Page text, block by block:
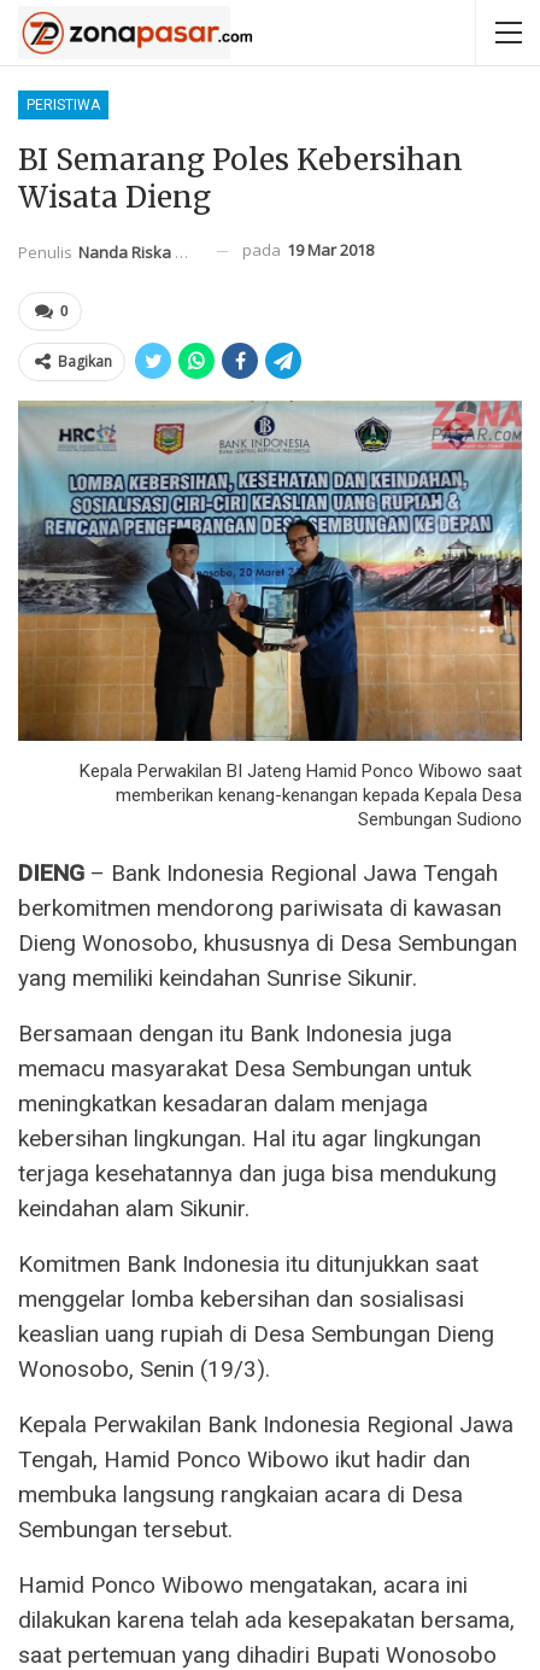
PERISTIWA
BI Semarang Poles Kebersihan
Wisata Dieng
Penulis Nanda Riska Mahendra pada 19 Mar 2018
0
Bagikan
Kepala Perwakilan BI Jateng Hamid Ponco Wibowo saat
memberikan kenang-kenangan kepada Kepala Desa
Sembungan Sudiono
DIENG – Bank Indonesia Regional Jawa Tengah
berkomitmen mendorong pariwisata di kawasan
Dieng Wonosobo, khususnya di Desa Sembungan
yang memiliki keindahan Sunrise Sikunir.
Bersamaan dengan itu Bank Indonesia juga
memacu masyarakat Desa Sembungan untuk
meningkatkan kesadaran dalam menjaga
kebersihan lingkungan. Hal itu agar lingkungan
terjaga kesehatannya dan juga bisa mendukung
keindahan alam Sikunir.
Komitmen Bank Indonesia itu ditunjukkan saat
menggelar lomba kebersihan dan sosialisasi
keaslian uang rupiah di Desa Sembungan Dieng
Wonosobo, Senin (19/3).
Kepala Perwakilan Bank Indonesia Regional Jawa
Tengah, Hamid Ponco Wibowo ikut hadir dan
membuka langsung rangkaian acara di Desa
Sembungan tersebut.
Hamid Ponco Wibowo mengatakan, acara ini
dilakukan karena telah ada kesepakatan bersama,
saat pertemuan yang dihadiri Bupati Wonosobo